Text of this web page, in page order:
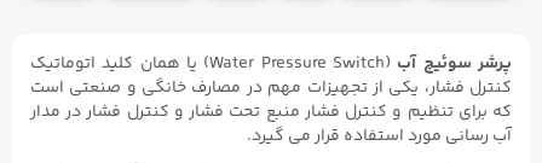
پرشر سوئیچ آب
(Water Pressure Switch) یا همان کلید اتوماتیک
کنترل فشار، یکی از تجهیزات مهم در مصارف خانگی و صنعتی است
که برای تنظیم و کنترل فشار منبع تحت فشار و کنترل فشار در مدار
آب رسانی مورد استفاده قرار می گیرد.